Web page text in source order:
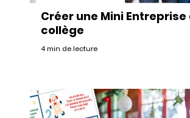
Créer une Mini Entreprise
collège
4 min de lecture